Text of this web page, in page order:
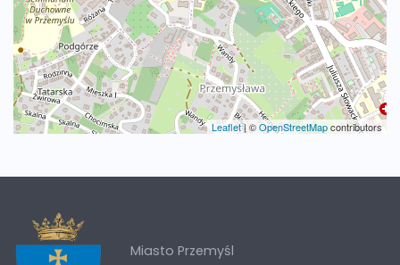
Leaflet|©OpenStreetMapcontributors
Miasto Przemyśl